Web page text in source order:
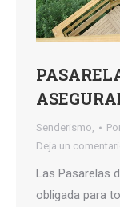
Senderismo,
Deja un
Las Pasarelas
obligada para